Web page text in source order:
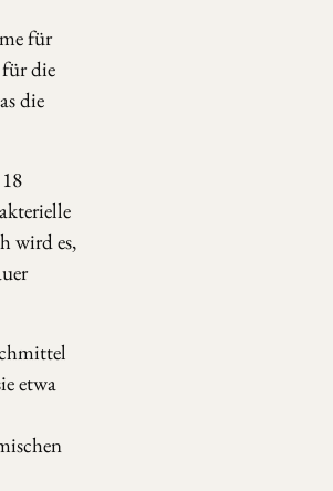
für
die
die
wird es,
etwa